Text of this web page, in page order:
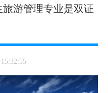
游管理专业是双证